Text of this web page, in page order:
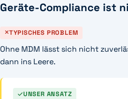
Geräte-Compliance ist
TYPISCHES PROBLEM
Ohne MDM lässt sich nicht
dann ins Leere.
UNSER ANSATZ